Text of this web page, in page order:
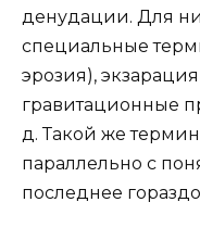
денудации. Для
специальные
эрозия),
гравитационные
д. Такой же
параллельно с
последнее